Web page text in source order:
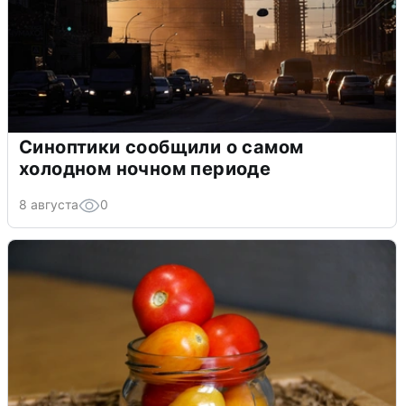
Синоптики сообщили о самом
холодном ночном периоде
8 августа 0